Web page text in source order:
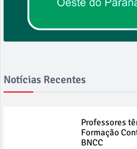
Notícias Recentes
Professores
Formação
BNCC